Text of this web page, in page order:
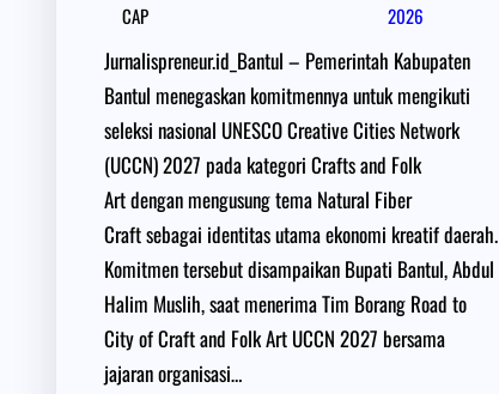
CAP
2026
Jurnalispreneur.id_Bantul – Pemerintah Kabupaten
Bantul menegaskan komitmennya untuk mengikuti
seleksi nasional UNESCO Creative Cities Network
(UCCN) 2027 pada kategori Crafts and Folk
Art dengan mengusung tema Natural Fiber
Craft sebagai identitas utama ekonomi kreatif daerah.
Komitmen tersebut disampaikan Bupati Bantul, Abdul
Halim Muslih, saat menerima Tim Borang Road to
City of Craft and Folk Art UCCN 2027 bersama
jajaran organisasi…